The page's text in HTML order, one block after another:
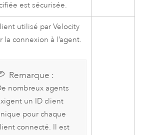
est sécurisée.
utilisé parVelocity
la connexion à l’agent.
Remarque :
nombreux agents
un ID client
pour chaque
connecté. Il est